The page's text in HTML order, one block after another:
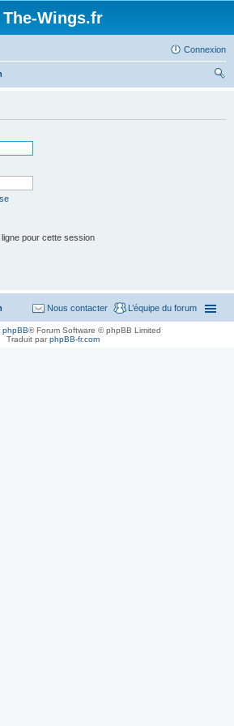
The-Wings.fr
Connexion
pour cette session
L’équipe du forum
Nous contacter
phpBB® Forum Software © phpBB Limited
Traduit parphpBB-fr.com